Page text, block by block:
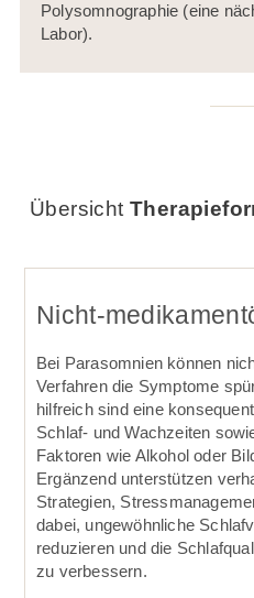
Polysomnographie (eine
Labor).
Übersicht
Nicht-
Bei Parasomnien können
Verfahren die Symptome
hilfreich sind eine
Schlaf- und Wach­zeiten
Faktoren wie Alkohol oder
Ergänzend unterstützen
Strategien,
dabei, ungewöhnliche
reduzieren und die
zu verbessern.